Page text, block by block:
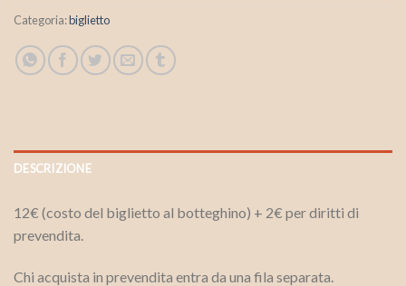
Categoria:biglietto
DESCRIZIONE
12€ (costo del biglietto al botteghino) + 2€ per diritti di
prevendita.
Chi acquista in prevendita entra da una fila separata.